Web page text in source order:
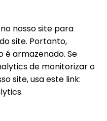
nosso site para
site. Portanto,
é armazenado. Se
de monitorizar o
site, usa este link:
.